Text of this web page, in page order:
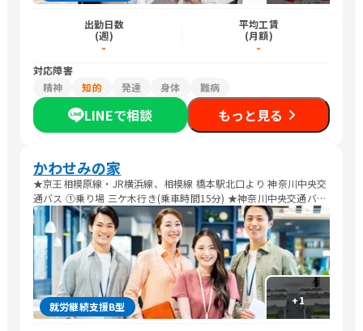
出勤日数
(週)
-
平均工賃
(月額)
-
対応障害
精神
知的 発達 身体 難病
LINEで相談 もっと見る
かわせみの家
★京王相模原線・JR横浜線、相模線 橋本駅北口より 神奈川中央交
通バス ①乗り場 三ケ木行き(乗車時間15分) ★神奈川中央交通バス
三ケ木バスターミナルより ②乗り場 橋本行き 「城山総合事務所入
口」下車(徒歩4分)
+1
就労継続支援B型